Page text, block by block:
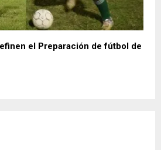
el Preparación de fútbol de